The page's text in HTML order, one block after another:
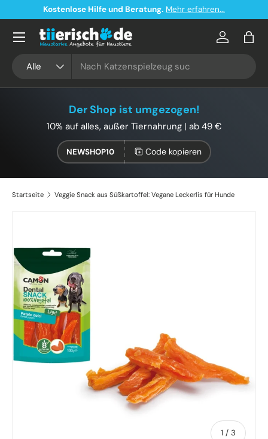
Direkt zum Inhalt
Kostenlose Hilfe und Beratung. Mehr erfahren...
Alle
Konto
Der Shop ist umgezogen!
10% auf alles, außer Tiernahrung | ab 49 €
NEWSHOP10 Code kopieren
Startseite Veggie Snack aus Süßkartoffel: Vegane Leckerlis für Hunde
1 / von
3